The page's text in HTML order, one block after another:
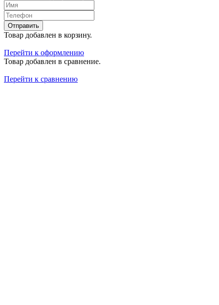
Отправить
Товар добавлен в корзину.
Перейти к оформлению
Товар добавлен в сравнение.
Перейти к сравнению